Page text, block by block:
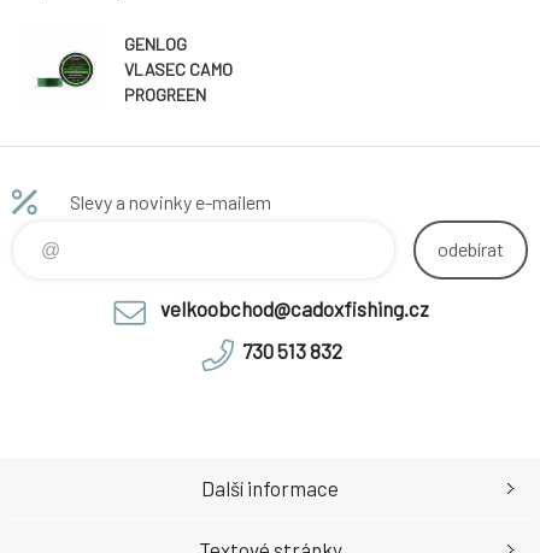
GENLOG
VLASEC CAMO
PROGREEN
0,300mm 150m
Slevy a novinky e-mailem
odebírat
velkoobchod@cadoxfishing.cz
730 513 832
Další informace